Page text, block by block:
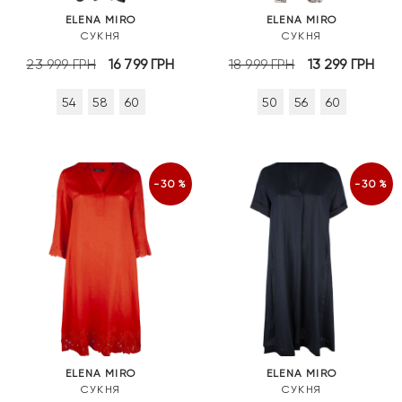
ELENA MIRO
СУКНЯ
23 999ГРН
Оригінальна
23
16 799 ГРН
Поточна
54 58 60
ELENA MIRO
СУКНЯ
18 999ГРН
Оригінальна
18
13 299 ГРН
50 56 60
-30%
ELENA MIRO
СУКНЯ
-30%
ELENA MIRO
СУКНЯ